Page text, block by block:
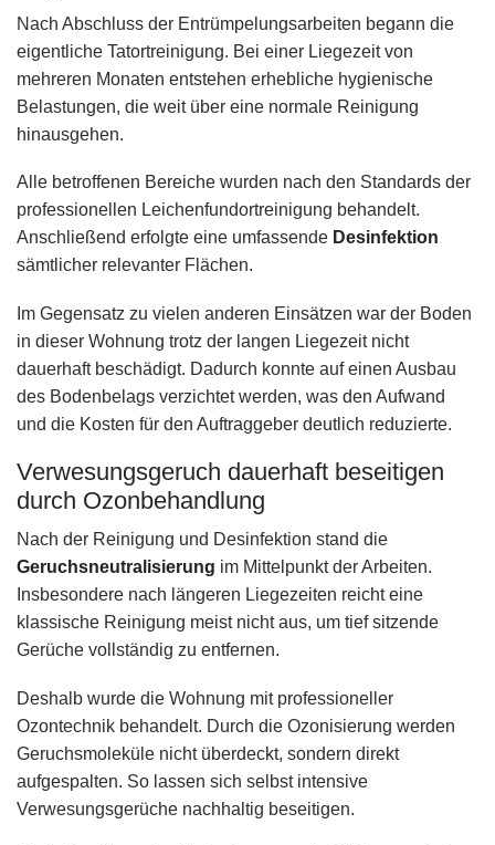
Nach Abschluss der Entrümpelungsarbeiten begann die
eigentliche Tatortreinigung. Bei einer Liegezeit von
mehreren Monaten entstehen erhebliche hygienische
Belastungen, die weit über eine normale Reinigung
hinausgehen.
Alle betroffenen Bereiche wurden nach den Standards der
professionellen Leichenfundortreinigung behandelt.
Anschließend erfolgte eine umfassende Desinfektion
sämtlicher relevanter Flächen.
Im Gegensatz zu vielen anderen Einsätzen war der Boden
in dieser Wohnung trotz der langen Liegezeit nicht
dauerhaft beschädigt. Dadurch konnte auf einen Ausbau
des Bodenbelags verzichtet werden, was den Aufwand
und die Kosten für den Auftraggeber deutlich reduzierte.
Verwesungsgeruch dauerhaft beseitigen
durch Ozonbehandlung
Nach der Reinigung und Desinfektion stand die
Geruchsneutralisierung im Mittelpunkt der Arbeiten.
Insbesondere nach längeren Liegezeiten reicht eine
klassische Reinigung meist nicht aus, um tief sitzende
Gerüche vollständig zu entfernen.
Deshalb wurde die Wohnung mit professioneller
Ozontechnik behandelt. Durch die Ozonisierung werden
Geruchsmoleküle nicht überdeckt, sondern direkt
aufgespalten. So lassen sich selbst intensive
Verwesungsgerüche nachhaltig beseitigen.